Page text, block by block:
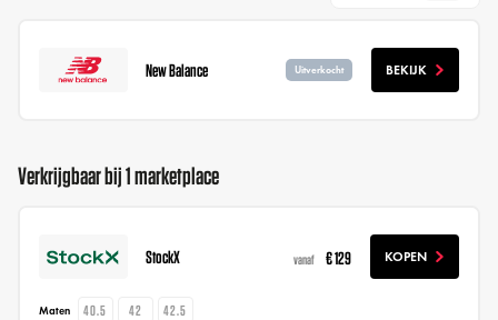
New Balance Uitverkocht BEKIJK
Verkrijgbaar bij 1 marketplace
StockX vanaf € 129 KOPEN
Maten 40.5 42 42.5